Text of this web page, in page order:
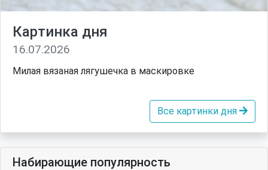
Картинка дня
16.07.2026
Милая вязаная лягушечка в маскировке
Все картинки дня
Набирающие популярность